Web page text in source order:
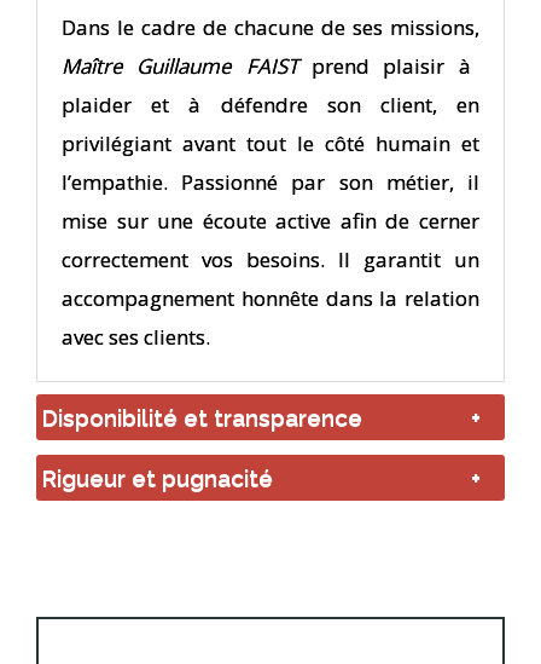
Dans le cadre de chacune de ses missions,
Maître Guillaume FAIST prend plaisir à
plaider et à défendre son client, en
privilégiant avant tout le côté humain et
l’empathie. Passionné par son métier, il
mise sur une écoute active afin de cerner
correctement vos besoins. Il garantit un
accompagnement honnête dans la relation
avec ses clients.
Disponibilité et transparence
Rigueur et pugnacité